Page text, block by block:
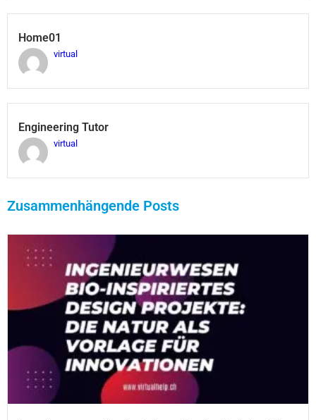
Home01
virtual
Engineering Tutor
virtual
Zusammenhängende Posts